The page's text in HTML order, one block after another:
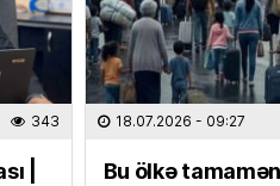
343
|
18.07.2026 - 09:27
Bu ölkə